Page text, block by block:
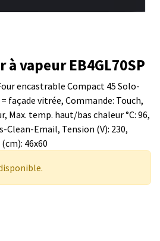
vapeur EB4GL70SP
encastrable Compact 45 Solo-
façade vitrée, Commande: Touch,
Max. temp. haut/bas chaleur °C: 96,
Clean-Email, Tension (V): 230,
46x60